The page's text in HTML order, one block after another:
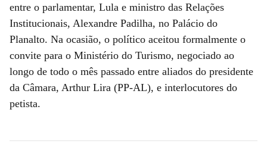
entre o parlamentar, Lula e ministro das Relações
Institucionais, Alexandre Padilha, no Palácio do
Planalto. Na ocasião, o político aceitou formalmente o
convite para o Ministério do Turismo, negociado ao
longo de todo o mês passado entre aliados do presidente
da Câmara, Arthur Lira (PP-AL), e interlocutores do
petista.